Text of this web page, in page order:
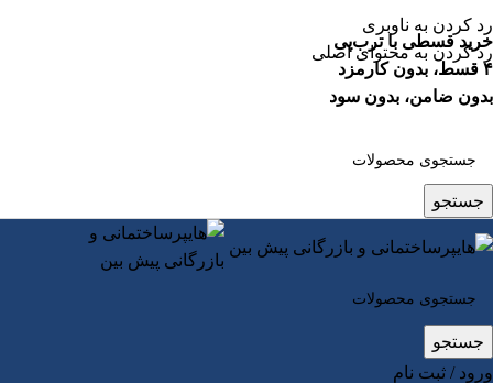
خرید قسطی با ترب‌پی
۴ قسط، بدون کارمزد
بدون ضامن، بدون سود
رد کردن به ناوبری
رد کردن به محتوای اصلی
جستجو
جستجو
ورود / ثبت نام